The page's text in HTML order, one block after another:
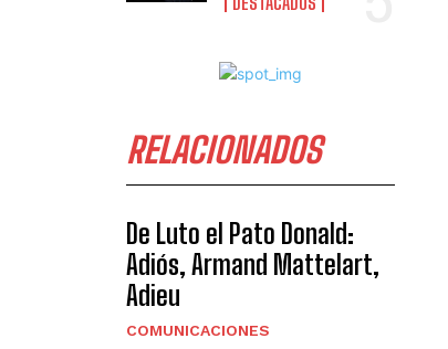
RELACIONADOS
De Luto el Pato Donald:
Adiós, Armand Mattelart,
Adieu
COMUNICACIONES